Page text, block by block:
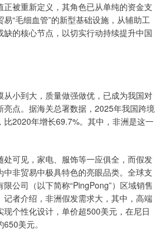
正被重新定义，其角色已从单纯的资金支
“毛细血管”的新型基础设施，从辅助工
的核心节点，以切实行动持续提升中国
小到大，质量做强做优，已成为我国对
亮点。据海关总署数据，2025年我国跨境
比2020年增长69.7%。其中，非洲是这一
可见，家电、服饰等一应俱全，而假发
非贸易中极具特色的亮眼品类。全球支
公司（以下简称“PingPong”）区域销售
者介绍，非洲假发需求大，其中，高端
个性化设计，单价超500美元，在尼日
美元。